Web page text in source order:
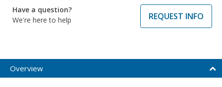
Have a question?
We're here to help
REQUEST INFO
Overview